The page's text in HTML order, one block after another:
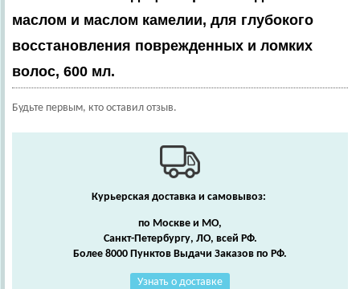
маслом и маслом камелии, для глубокого
восстановления поврежденных и ломких
волос, 600 мл.
Будьте первым, кто оставил отзыв.
Курьерская доставка и самовывоз:
по Москве и МО,
Санкт-Петербургу, ЛО, всей РФ.
Более 8000 Пунктов Выдачи Заказов по РФ.
Узнать о доставке